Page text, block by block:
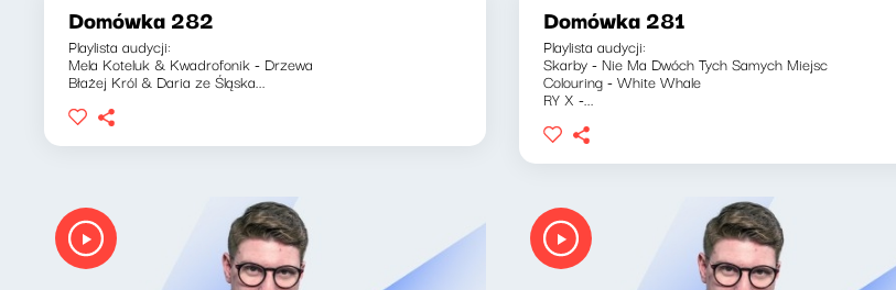
Domówka 282
Playlista audycji:
Mela Koteluk & Kwadrofonik - Drzewa
Błażej Król & Daria ze Śląska...
Domówka 281
Playlista audycji:
Skarby - Nie Ma Dwóch Tych Samych Miejsc
Colouring - White Whale
RY X -...